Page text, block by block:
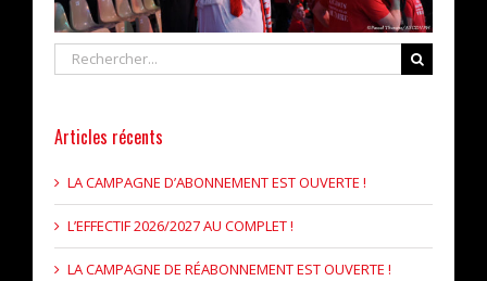
Rechercher
Articles récents
LA CAMPAGNE D’ABONNEMENT EST OUVERTE !
L’EFFECTIF 2026/2027 AU COMPLET !
LA CAMPAGNE DE RÉABONNEMENT EST OUVERTE !